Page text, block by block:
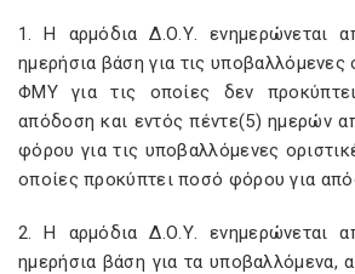
1. Η αρμόδια Δ.Ο.Υ. ενημερώνεται
ημερήσια βάση για τις υποβαλλόμενες
ΦΜΥ για τις οποίες δεν
απόδοση και εντός πέντε(5) ημερών
φόρου για τις υποβαλλόμενες
οποίες προκύπτει ποσό φόρου για
2. Η αρμόδια Δ.Ο.Υ. ενημερώνεται
ημερήσια βάση για τα υποβαλλόμενα,